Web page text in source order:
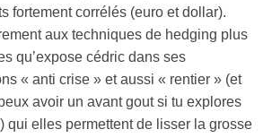
fortement corrélés (euro et dollar).
aux techniques de hedging plus
qu’expose cédric dans ses
« anti crise » et aussi « rentier » (et
avoir un avant gout si tu explores
qui elles permettent de lisser la grosse